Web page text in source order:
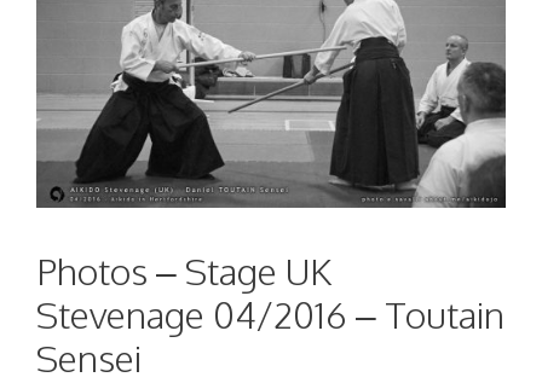
Photos – Stage UK
Stevenage 04/2016 – Toutain
Sensei